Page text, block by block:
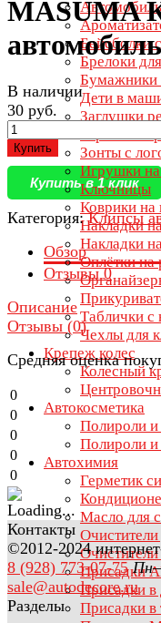
Бейсболки
Брелоки
Бумажники
Дети в
Заглушки
Зеркала
Зонты с
Игрушки
Ключницы
Коврики на
Накладки
Накладки
Оплётки на
Таблички с
Чехлы для
Крепеж колес
Колесный
Автокосметика
Полироли
Полироли
Автохимия
Герметик
Масло для
Присадки
Присадки в
Присадки в
MASUMA
В наличии
30 руб.
Купить
Купить в 1 клик
Категория:Клипсы
Обзор
Отзывы0
Описание
Отзывы (0)
Средняя оценка
0
0
0
0
0
Контакты
©2012-2024
8 (928) 773-07-75
sale@autodecore.ru
Разделы